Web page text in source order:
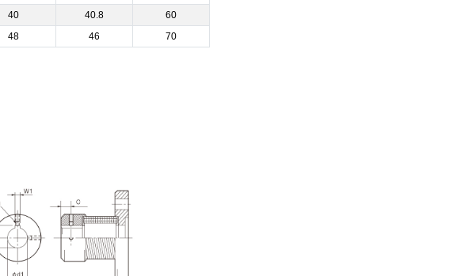
40 40.8
60
48 46 70